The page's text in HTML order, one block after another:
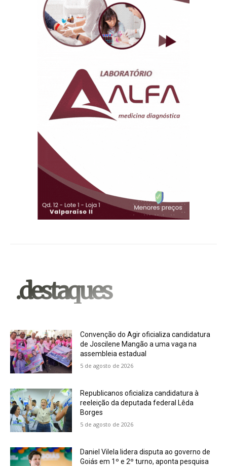
.destaques
Convenção do Agir oficializa candidatura
de Joscilene Mangão a uma vaga na
assembleia estadual
5 de agosto de 2026
Republicanos oficializa candidatura à
reeleição da deputada federal Lêda
Borges
5 de agosto de 2026
Daniel Vilela lidera disputa ao governo de
Goiás em 1º e 2º turno, aponta pesquisa